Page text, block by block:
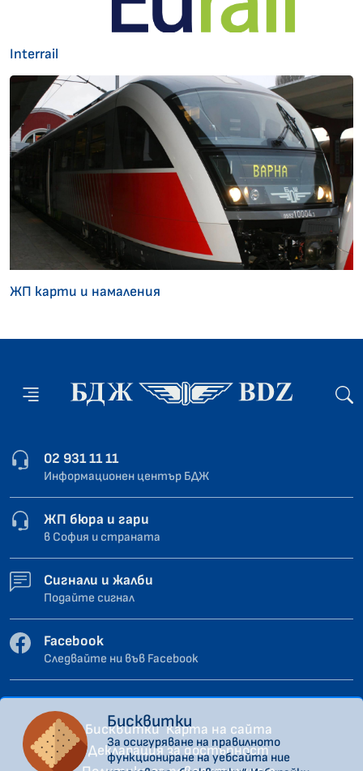
Interrail
ЖП карти и намаления
02 931 11 11
Информационен център БДЖ
ЖП бюра и гари
в София и страната
Сигнали и жалби
Подайте сигнал
Facebook
Следвайте ни във Facebook
Бисквитки Карта на сайта
Декларация за достъпност
Бисквитки
За осигуряване на правилното
функциониране на уебсайта ние